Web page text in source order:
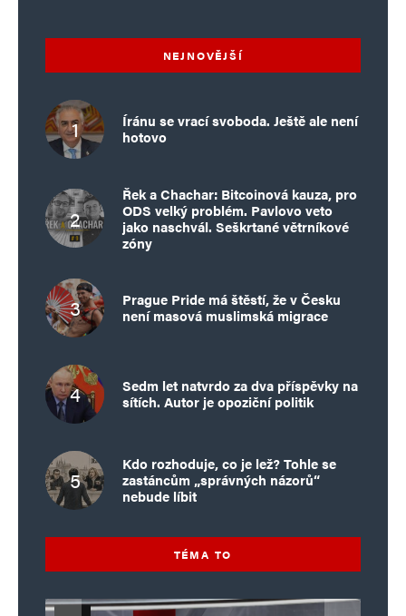
NEJNOVĚJŠÍ
Íránu se vrací svoboda. Ještě ale není
hotovo
Řek a Chachar: Bitcoinová kauza, pro
ODS velký problém. Pavlovo veto
jako naschvál. Seškrtané větrníkové
zóny
Prague Pride má štěstí, že v Česku
není masová muslimská migrace
Sedm let natvrdo za dva příspěvky na
sítích. Autor je opoziční politik
Kdo rozhoduje, co je lež? Tohle se
zastáncům „správných názorů“
nebude líbit
TÉMA TO